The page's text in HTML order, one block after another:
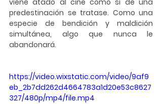
viene atado al cine como si de una
predestinación se tratase. Como una
especie de bendición y maldición
simultánea, algo que nunca le
abandonará.
https://video.wixstatic.com/video/9af9
eb_2b7dd262d4664783a1d20e53c8627
327/480p/mp4/file.mp4